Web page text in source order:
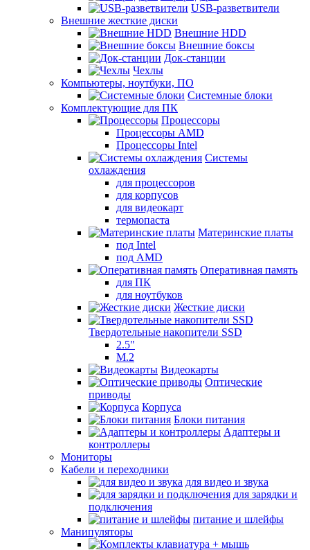
USB-разветвители
Внешние жесткие диски
Внешние HDD
Внешние боксы
Док-станции
Чехлы
Компьютеры, ноутбуки, ПО
Системные блоки
Комплектующие для ПК
Процессоры
Процессоры AMD
Процессоры Intel
Системы
охлаждения
для процессоров
для корпусов
для видеокарт
термопаста
Материнские платы
под Intel
под AMD
Оперативная память
для ПК
для ноутбуков
Жесткие диски
Твердотельные накопители SSD
2.5"
M.2
Видеокарты
Оптические
приводы
Корпуса
Блоки питания
Адаптеры и
контроллеры
Мониторы
Кабели и переходники
для видео и звука
для зарядки и
подключения
питание и шлейфы
Манипуляторы